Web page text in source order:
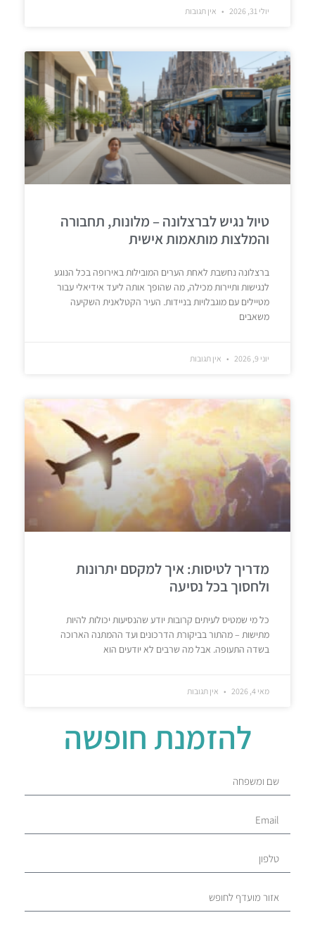
יולי 31, 2026 אין תגובות
טיול נגיש לברצלונה – מלונות, תחבורה
והמלצות מותאמות אישית
ברצלונה נחשבת לאחת הערים המובילות באירופה בכל הנוגע
לנגישות ותיירות מכילה, מה שהופך אותה ליעד אידיאלי עבור
מטיילים עם מוגבלויות בניידות. העיר הקטלאנית השקיעה
משאבים
יוני 9, 2026 אין תגובות
מדריך לטיסות: איך למקסם יתרונות
ולחסוך בכל נסיעה
כל מי שמטיס לעיתים קרובות יודע שהנסיעות יכולות להיות
מתישות – מהתור בביקורת הדרכונים ועד ההמתנה הארוכה
בשדה התעופה. אבל מה שרבים לא יודעים הוא
מאי 4, 2026 אין תגובות
להזמנת חופשה